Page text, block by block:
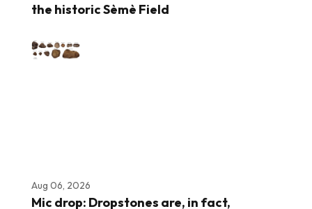
the historic Sèmè Field
Aug 06, 2026
Mic drop: Dropstones are, in fact,